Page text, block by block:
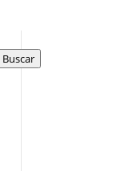
Buscar